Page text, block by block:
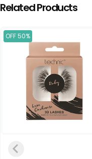
Related Products
OFF 50%